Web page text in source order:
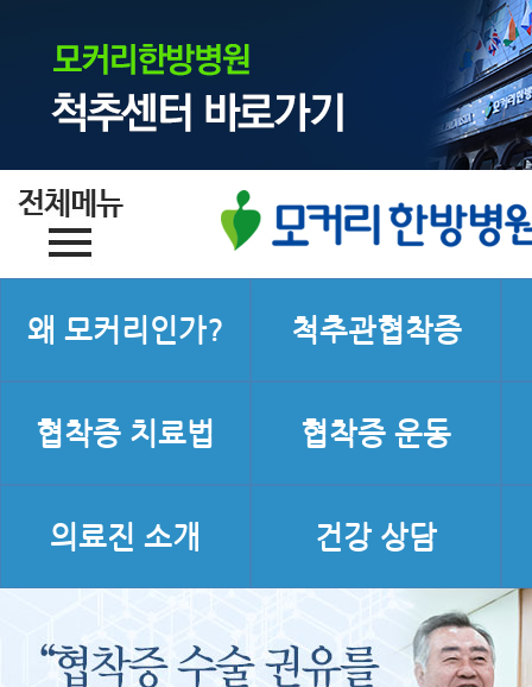
왜 모커리인가? 척추관협착증
협착증 치료법 협착증 운동
의료진 소개 건강 상담